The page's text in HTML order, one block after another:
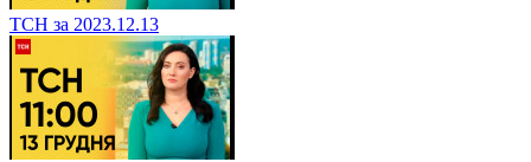
ТСН за 2023.12.13